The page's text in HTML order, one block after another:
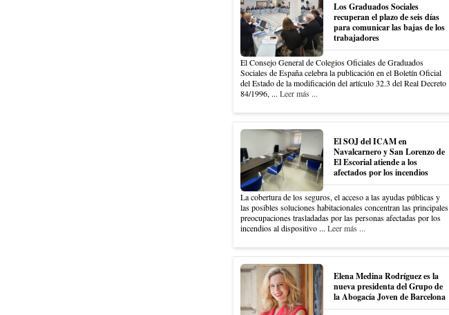
Los Graduados Sociales
recuperan el plazo de seis días
para comunicar las bajas de los
trabajadores
El Consejo General de Colegios Oficiales de Graduados
Sociales de España celebra la publicación en el Boletín Oficial
del Estado de la modificación del artículo 32.3 del Real Decreto
84/1996, ... Leer más ...
El SOJ del ICAM en
Navalcarnero y San Lorenzo de
El Escorial atiende a los
afectados por los incendios
La cobertura de los seguros, el acceso a las ayudas públicas y
las posibles soluciones habitacionales concentran las principales
preocupaciones trasladadas por las personas afectadas por los
incendios al dispositivo ... Leer más ...
Elena Medina Rodríguez es la
nueva presidenta del Grupo de
la Abogacía Joven de Barcelona